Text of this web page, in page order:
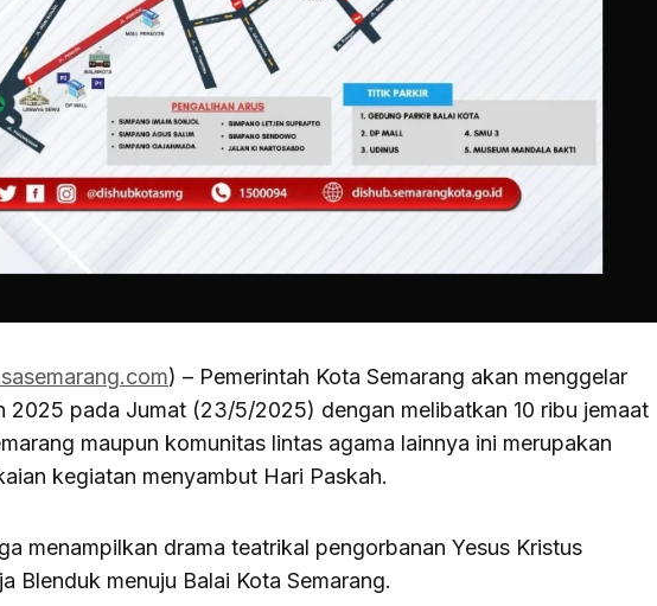
) – Pemerintah Kota Semarang akan menggelar
2025 pada Jumat (23/5/2025) dengan melibatkan 10 ribu jemaat
maupun komunitas lintas agama lainnya ini merupakan
kegiatan menyambut Hari Paskah.
menampilkan drama teatrikal pengorbanan Yesus Kristus
Blenduk menuju Balai Kota Semarang.